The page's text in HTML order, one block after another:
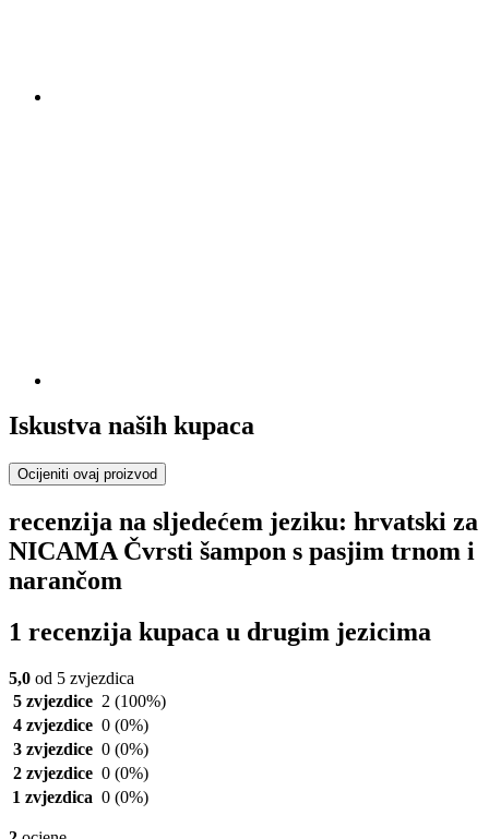
Iskustva naših kupaca
Ocijeniti ovaj proizvod
recenzija na sljedećem jeziku: hrvatski za
NICAMA Čvrsti šampon s pasjim trnom i
narančom
1 recenzija kupaca u drugim jezicima
5,0 od 5 zvjezdica
5 zvjezdice 2 (100%)
4 zvjezdice 0 (0%)
3 zvjezdice 0 (0%)
2 zvjezdice 0 (0%)
1 zvjezdica 0 (0%)